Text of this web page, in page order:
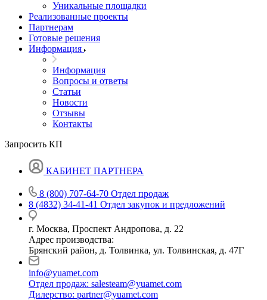
Уникальные площадки
Реализованные проекты
Партнерам
Готовые решения
Информация
Информация
Вопросы и ответы
Статьи
Новости
Отзывы
Контакты
Запросить КП
КАБИНЕТ ПАРТНЕРА
8 (800) 707-64-70 Отдел продаж
8 (4832) 34-41-41 Отдел закупок и предложений
г. Москва, Проспект Андропова, д. 22
Адрес производства:
Брянский район, д. Толвинка, ул. Толвинская, д. 47Г
info@yuamet.com
Отдел продаж: salesteam@yuamet.com
Дилерство: partner@yuamet.com